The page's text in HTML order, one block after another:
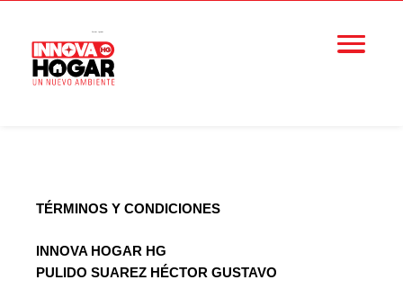
TÉRMINOS Y CONDICIONES
INNOVA HOGAR HG
PULIDO SUAREZ HÉCTOR GUSTAVO